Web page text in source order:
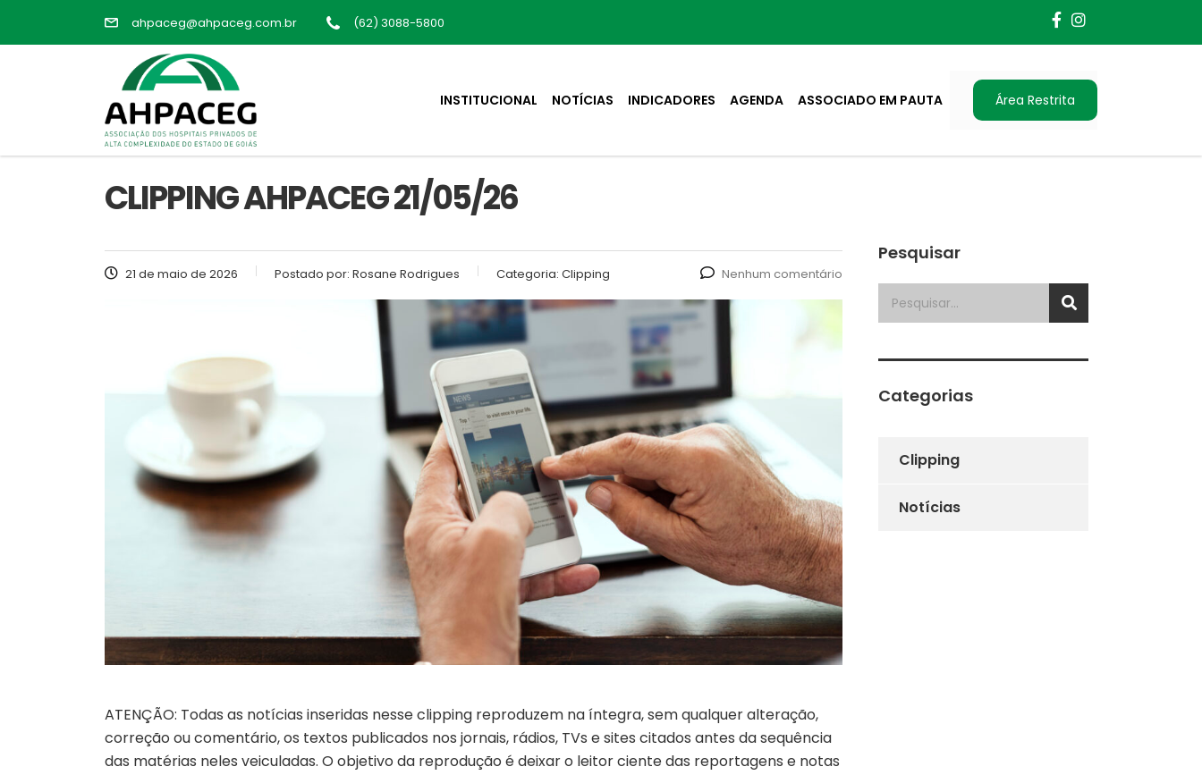
ahpaceg@ahpaceg.com.br (62) 3088-5800
INSTITUCIONAL NOTÍCIAS INDICADORES AGENDA ASSOCIADO EM PAUTA Área Restrita
CLIPPING AHPACEG 21/05/26
21 de maio de 2026 Postado por: Rosane Rodrigues Categoria: Clipping Nenhum comentário
ATENÇÃO: Todas as notícias inseridas nesse clipping reproduzem na íntegra, sem qualquer alteração,
correção ou comentário, os textos publicados nos jornais, rádios, TVs e sites citados antes da sequência
das matérias neles veiculadas. O objetivo da reprodução é deixar o leitor ciente das reportagens e notas
Pesquisar
Categorias
Clipping
Notícias